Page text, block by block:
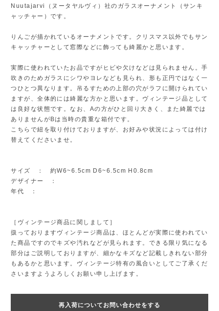
Nuutajarvi（ヌータヤルヴィ）社のガラスオーナメント（サンキ
ャッチャー）です。
りんごが描かれているオーナメントです。クリスマス以外でもサン
キャッチャーとして窓際などに飾っても綺麗かと思います。
実際に使われていたお品ですがヒビや欠けなどは見られません。手
吹きのためガラスにシワやヨレなども見られ、形も正円ではなく一
つひとつ異なります。吊るすための上部の穴がラフに開けられてい
ますが、全体的には綺麗な方かと思います。ヴィンテージ品として
は良好な状態です。なお、Aの方がひと回り大きく、また綺麗では
ありませんがBは当時の貴重な箱付です。
こちらで紐を取り付けておりますが、お好みや状況によっては付け
替えてくださいませ。
サイズ ： 約W6~6.5cm D6~6.5cm H0.8cm
デザイナー ：
年代 ：
［ヴィンテージ商品に関しまして］
扱っておりますヴィンテージ商品は、ほとんどが実際に使われてい
た商品ですのでキズや汚れなどが見られます。できる限り気になる
部分はご説明しておりますが、細かなキズなど記載しきれない部分
もあるかと思います。ヴィンテージ特有の風合いとしてご了承くだ
さいますようよろしくお願い申し上げます。
再入荷についてお問い合わせをする